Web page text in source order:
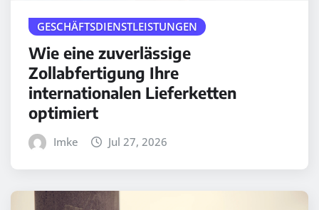
GESCHÄFTSDIENSTLEISTUNGEN
Wie eine zuverlässige
Zollabfertigung Ihre
internationalen Lieferketten
optimiert
Imke Jul 27, 2026